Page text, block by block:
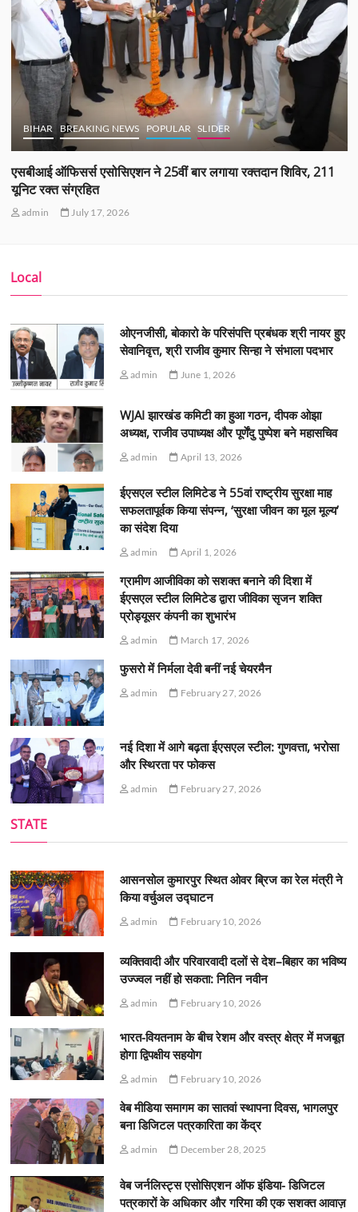
BIHAR BREAKING NEWS POPULAR SLIDER
एसबीआई ऑफिसर्स एसोसिएशन ने 25वीं बार लगाया रक्तदान शिविर, 211
यूनिट रक्त संग्रहित
admin July 17, 2026
Local
ओएनजीसी, बोकारो के परिसंपत्ति प्रबंधक श्री नायर हुए
सेवानिवृत्त, श्री राजीव कुमार सिन्हा ने संभाला पदभार
admin June 1, 2026
WJAI झारखंड कमिटी का हुआ गठन, दीपक ओझा
अध्यक्ष, राजीव उपाध्यक्ष और पूर्णेंदु पुष्पेश बने महासचिव
admin April 13, 2026
ईएसएल स्टील लिमिटेड ने 55वां राष्ट्रीय सुरक्षा माह
सफलतापूर्वक किया संपन्न, ‘सुरक्षा जीवन का मूल मूल्य’
का संदेश दिया
admin April 1, 2026
ग्रामीण आजीविका को सशक्त बनाने की दिशा में
ईएसएल स्टील लिमिटेड द्वारा जीविका सृजन शक्ति
प्रोड्यूसर कंपनी का शुभारंभ
admin March 17, 2026
फुसरो में निर्मला देवी बनीं नई चेयरमैन
admin February 27, 2026
नई दिशा में आगे बढ़ता ईएसएल स्टील: गुणवत्ता, भरोसा
और स्थिरता पर फोकस
admin February 27, 2026
STATE
आसनसोल कुमारपुर स्थित ओवर ब्रिज का रेल मंत्री ने
किया वर्चुअल उद्घाटन
admin February 10, 2026
व्यक्तिवादी और परिवारवादी दलों से देश–बिहार का भविष्य
उज्ज्वल नहीं हो सकता: नितिन नवीन
admin February 10, 2026
भारत-वियतनाम के बीच रेशम और वस्त्र क्षेत्र में मजबूत
होगा द्विपक्षीय सहयोग
admin February 10, 2026
वेब मीडिया समागम का सातवां स्थापना दिवस, भागलपुर
बना डिजिटल पत्रकारिता का केंद्र
admin December 28, 2025
वेब जर्नलिस्ट्स एसोसिएशन ऑफ इंडिया- डिजिटल
पत्रकारों के अधिकार और गरिमा की एक सशक्त आवाज़